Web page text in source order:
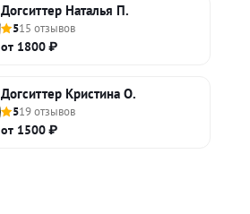
Догситтер Наталья П.
515 отзывов
от 1800 ₽
Догситтер Кристина О.
519 отзывов
от 1500 ₽